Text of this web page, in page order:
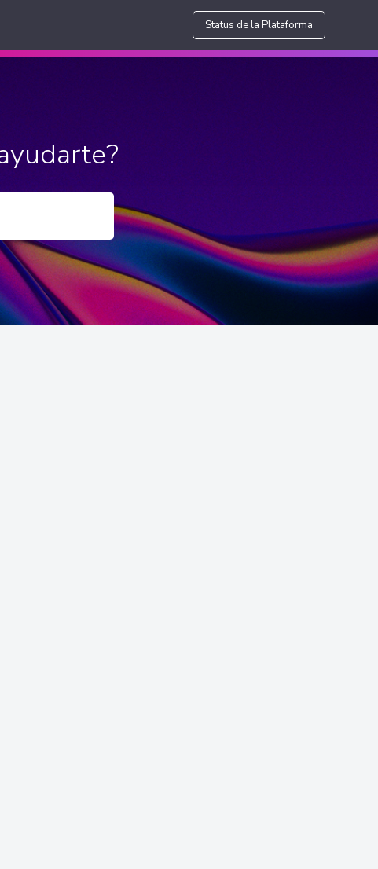
Status de la Plataforma